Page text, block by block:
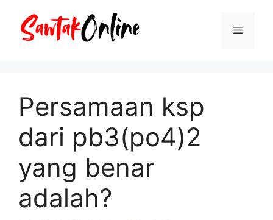
Menu
Persamaan ksp
dari pb3(po4)2
yang benar
adalah?